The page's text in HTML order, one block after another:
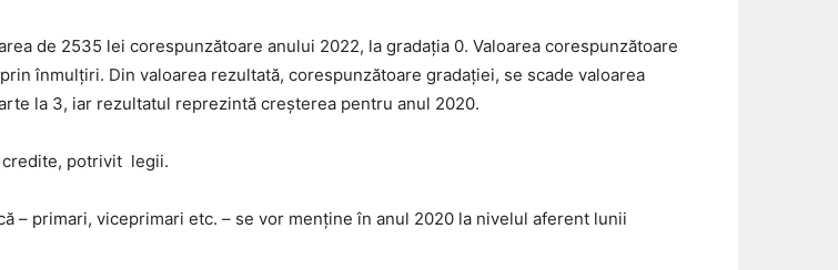
de 2535 lei corespunzătoare anului 2022, la gradația 0. Valoarea corespunzătoare
înmulțiri. Din valoarea rezultată, corespunzătoare gradației, se scade valoarea
la 3, iar rezultatul reprezintă creșterea pentru anul 2020.
credite, potrivit legii.
– primari, viceprimari etc. – se vor menţine în anul 2020 la nivelul aferent lunii